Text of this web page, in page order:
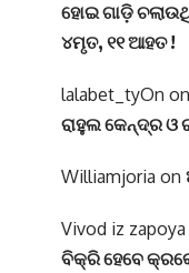
ହୋଇ ଗାଡ଼ି
୪ମୃତ, ୧୧ ଆହତ !
lalabet_tyOn on
ରାହୁଲ କେନ୍ଦ୍ର ଓ
Williamjoria on
Vivod iz
ବିକ୍ରି ହେବେ